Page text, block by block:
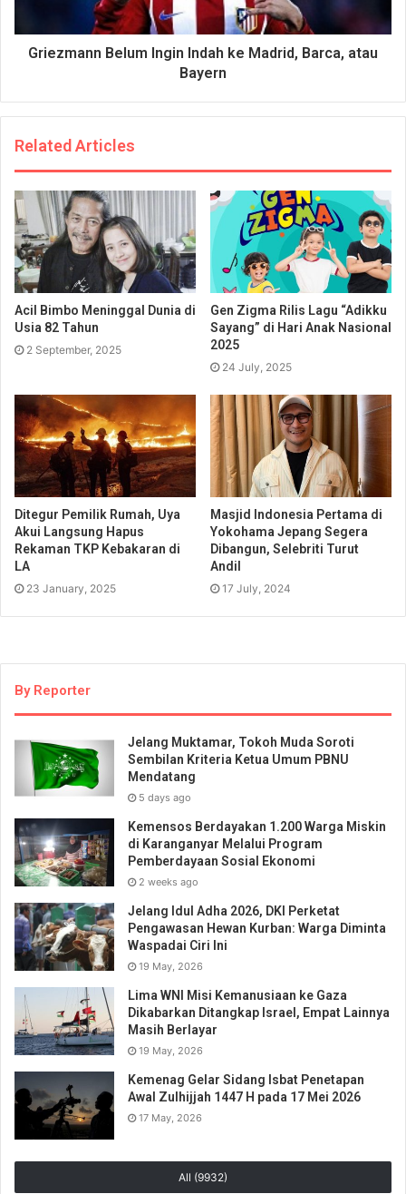
Griezmann Belum Ingin Indah ke Madrid, Barca, atau
Bayern
Related Articles
Acil Bimbo Meninggal Dunia di
Usia 82 Tahun
2 September, 2025
Gen Zigma Rilis Lagu “Adikku
Sayang” di Hari Anak Nasional
2025
24 July, 2025
Ditegur Pemilik Rumah, Uya
Akui Langsung Hapus
Rekaman TKP Kebakaran di
LA
23 January, 2025
Masjid Indonesia Pertama di
Yokohama Jepang Segera
Dibangun, Selebriti Turut
Andil
17 July, 2024
By Reporter
Jelang Muktamar, Tokoh Muda Soroti
Sembilan Kriteria Ketua Umum PBNU
Mendatang
5 days ago
Kemensos Berdayakan 1.200 Warga Miskin
di Karanganyar Melalui Program
Pemberdayaan Sosial Ekonomi
2 weeks ago
Jelang Idul Adha 2026, DKI Perketat
Pengawasan Hewan Kurban: Warga Diminta
Waspadai Ciri Ini
19 May, 2026
Lima WNI Misi Kemanusiaan ke Gaza
Dikabarkan Ditangkap Israel, Empat Lainnya
Masih Berlayar
19 May, 2026
Kemenag Gelar Sidang Isbat Penetapan
Awal Zulhijjah 1447 H pada 17 Mei 2026
17 May, 2026
All (9932)